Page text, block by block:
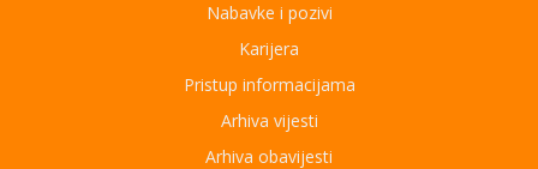
Nabavke i pozivi
Karijera
Pristup informacijama
Arhiva vijesti
Arhiva obavijesti